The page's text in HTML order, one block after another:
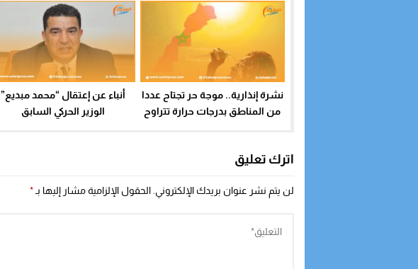
نشرة إنذارية.. موجة حر تجتاح عددا
من المناطق بدرجات حرارة تتراوح
أنباء عن إعتقال “محمد مبديع”
الوزير الحركي السابق
اترك تعليق
لن يتم نشر عنوان بريدك الإلكتروني. الحقول الإلزامية مشار إليها بـ *